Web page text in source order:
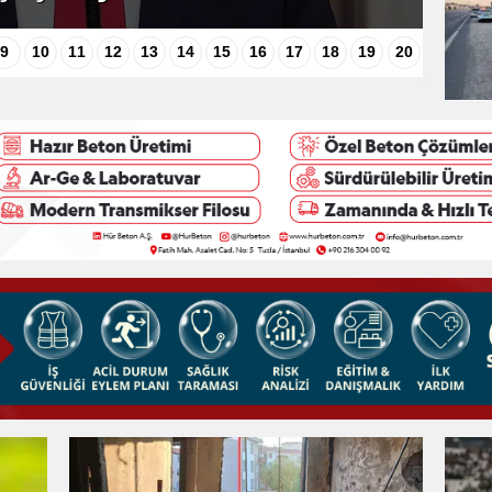
Edirne
Erzurum
Eskişehir
Gaziantep
Giresun
Gümüşhane
Hakkari
Hatay
Isparta
9 10 11 12 13 14 15 16 17 18 19 20